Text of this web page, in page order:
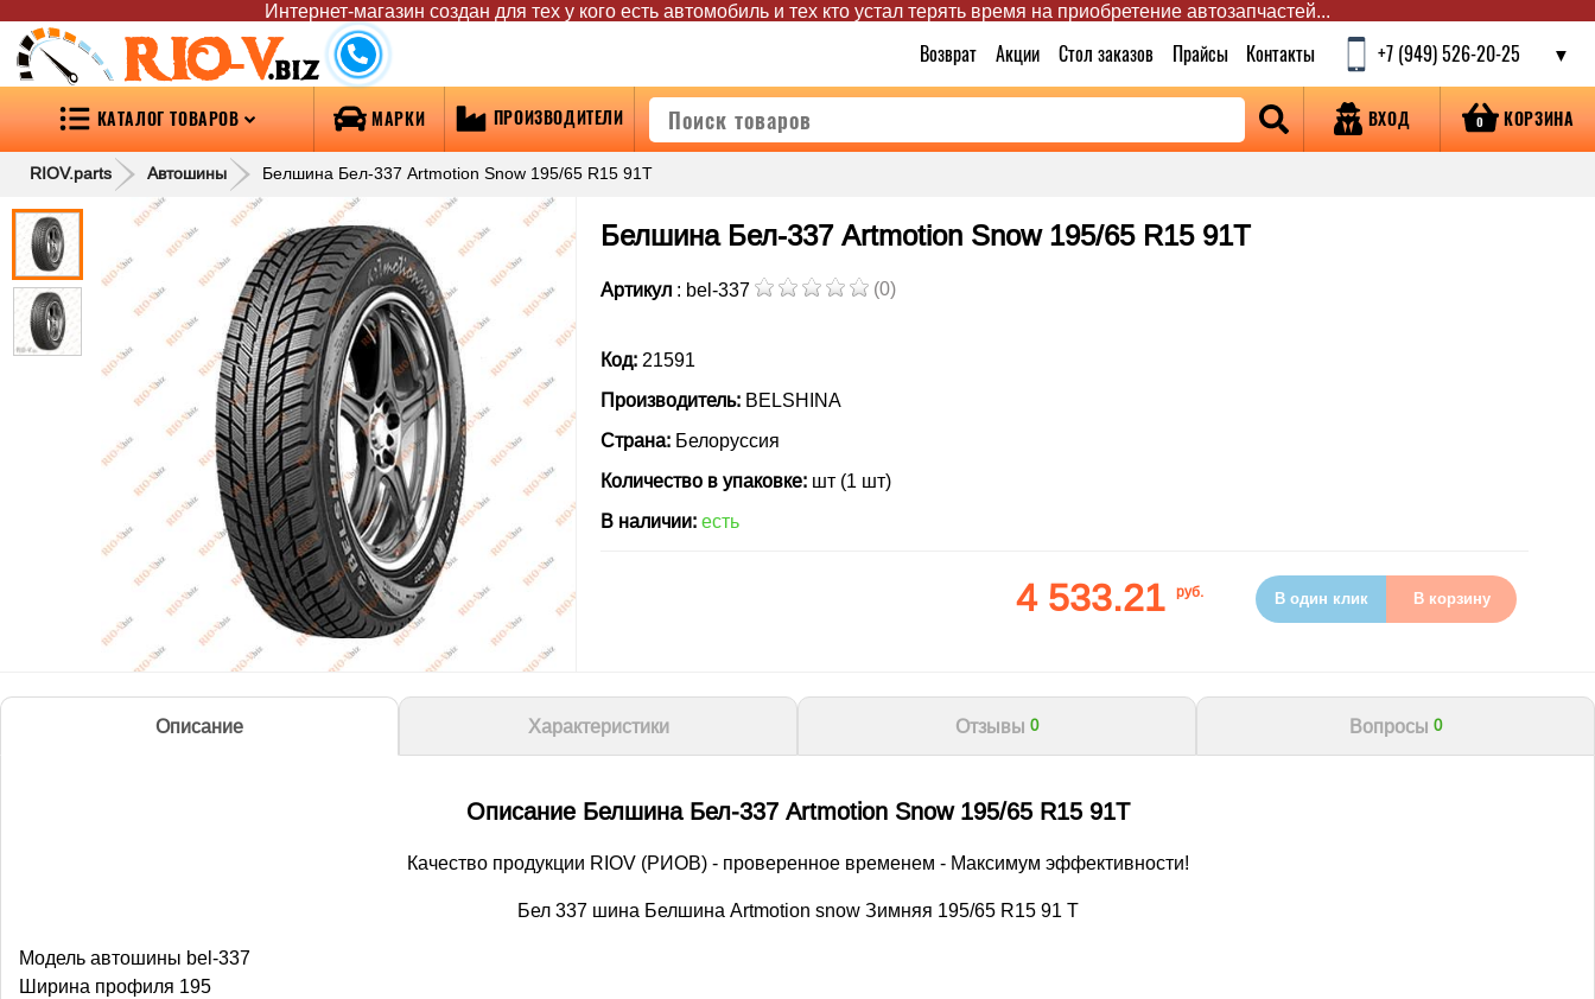
Интернет-магазин создан для тех у кого есть автомобиль и тех кто устал терять время на приобретение автозапчастей...
RIO-V.biz Возврат Акции Стол заказов Прайсы Контакты +7 (949) 526-20-25
КАТАЛОГ ТОВАРОВ МАРКИ ПРОИЗВОДИТЕЛИ ВХОД 0 КОРЗИНА
RIOV.parts Автошины Белшина Бел-337 Artmotion Snow 195/65 R15 91T
Белшина Бел-337 Artmotion Snow 195/65 R15 91T
Артикул : bel-337 (0)
Код: 21591
Производитель: BELSHINA
Страна: Белоруссия
Количество в упаковке: шт (1 шт)
В наличии: есть
4 533.21 руб. В один клик В корзину
Описание Характеристики Отзывы 0 Вопросы 0
Описание Белшина Бел-337 Artmotion Snow 195/65 R15 91T
Качество продукции RIOV (РИОВ) - проверенное временем - Максимум эффективности!
Бел 337 шина Белшина Artmotion snow Зимняя 195/65 R15 91 T
Модель автошины bel-337
Ширина профиля 195